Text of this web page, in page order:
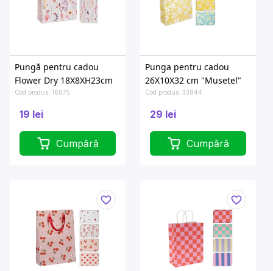
Pungă pentru cadou
Flower Dry 18X8XH23cm
Cod produs: 16875
19 lei
Cumpără
Punga pentru cadou
26X10X32 cm "Musetel"
Cod produs: 33844
29 lei
Cumpără